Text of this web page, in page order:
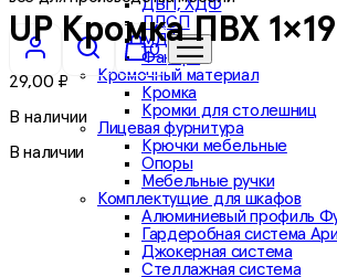
ДВП, ХДФ
ЛДСП
МДФ
Фанера
Кромочный материал
Кромка
Кромки для столешниц
Лицевая фурнитура
Крючки мебельные
Опоры
Мебельные ручки
Комплектущие для шкафов
Алюминиевый профиль
Гардеробная система
Джокерная система
Стеллажная система
0
UP Кромка ПВХ
29,00 ₽
В наличии
В наличии